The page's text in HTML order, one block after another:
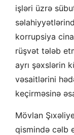
işləri üzrə
korrupsiya
rüşvət tələb
ayrı şəxslərin
vəsaitlərini
keçirməsinə
Mövlan
qismində cəlb